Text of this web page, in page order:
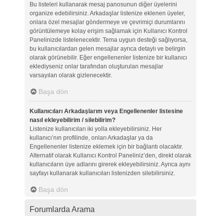
Bu listeleri kullanarak mesaj panosunun diğer üyelerini
organize edebilirsiniz. Arkadaşlar listenize eklenen üyeler,
onlara özel mesajlar göndermeye ve çevrimiçi durumlarını
görüntülemeye kolay erişim sağlamak için Kullanıcı Kontrol
Panelinizde listelenecektir. Tema uygun desteği sağlıyorsa,
bu kullanıcılardan gelen mesajlar ayrıca detaylı ve belirgin
olarak görünebilir. Eğer engellenenler listenize bir kullanıcı
eklediyseniz onlar tarafından oluşturulan mesajlar
varsayılan olarak gizlenecektir.
Başa dön
Kullanıcıları Arkadaşlarım veya Engellenenler listesine
nasıl ekleyebilirim / silebilirim?
Listenize kullanıcıları iki yolla ekleyebilirsiniz. Her
kullanıcı’nın profilinde, onları Arkadaşlar ya da
Engellenenler listenize eklemek için bir bağlantı olacaktır.
Alternatif olarak Kullanıcı Kontrol Paneliniz’den, direkt olarak
kullanıcıların üye adlarını girerek ekleyebilirsiniz. Ayrıca aynı
sayfayı kullanarak kullanıcıları listenizden silebilirsiniz.
Başa dön
Forumlarda Arama